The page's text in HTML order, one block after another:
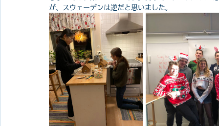
が、スウェーデンは逆だと思いました。